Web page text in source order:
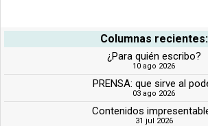
Columnas recientes:
¿Para quién escribo?
10 ago 2026
PRENSA: que sirve al
03 ago 2026
Contenidos
31 jul 2026